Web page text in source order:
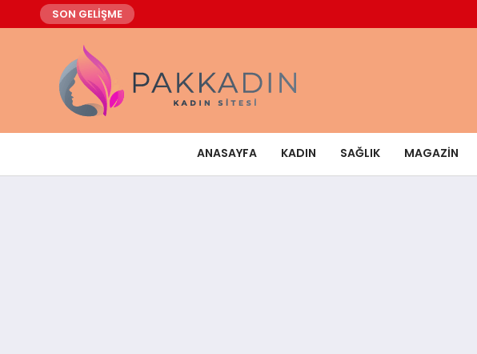
SON GELİŞME
ANASAYFA KADIN SAĞLIK MAGAZIN